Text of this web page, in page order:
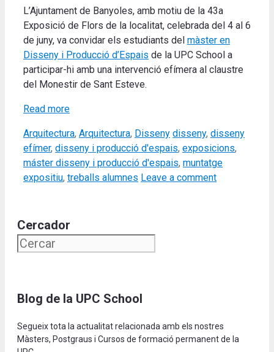
L’Ajuntament de Banyoles, amb motiu de la 43a
Exposició de Flors de la localitat, celebrada del 4 al 6
de juny, va convidar els estudiants del màster en
Disseny i Producció d’Espais de la UPC School a
participar-hi amb una intervenció efímera al claustre
del Monestir de Sant Esteve.
Read more
Categories
Arquitectura, Arquitectura, Disseny Tags
disseny, disseny
efímer, disseny i producció d'espais, exposicions,
máster disseny i producció d'espais, muntatge
expositiu, treballs alumnes Leave a comment
Cercador
Blog de la UPC School
Segueix tota la actualitat relacionada amb els nostres
Màsters, Postgraus i Cursos de formació permanent de la